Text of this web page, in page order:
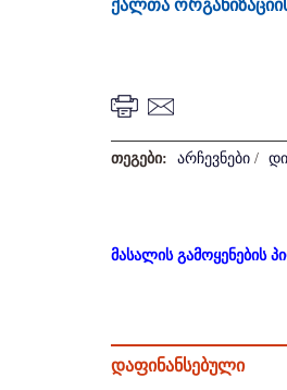
ქალთა
თეგები: არჩევნები /
მასალის გამოყენების
დაფინანსებული